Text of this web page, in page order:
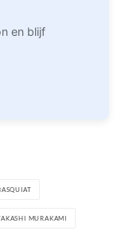
en blijf
MURAKAMI